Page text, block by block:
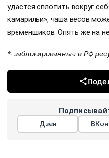
удастся сплотить вокруг
камарильи», чаша весов
временщиков. Опять же на
*- заблокированные в РФ
Дзен